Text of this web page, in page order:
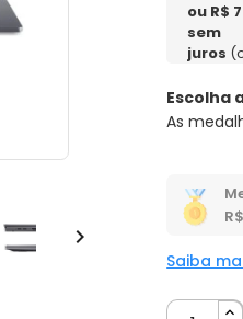

ou R$
sem
juros
Escolha
As
Saiba